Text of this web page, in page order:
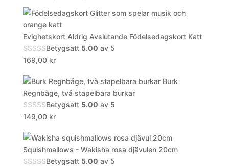
Evighetskort Aldrig Avslutande Födelsedagskort Katt
Betygsatt 5.00 av 5
169,00 kr
Burk
Regnbåge, två stapelbara burkar
Betygsatt 5.00 av 5
149,00 kr
Squishmallows - Wakisha rosa djävulen 20cm
Betygsatt 5.00 av 5